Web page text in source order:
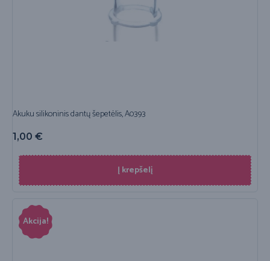
Akuku silikoninis dantų šepetėlis, A0393
1,00 €
Į krepšelį
Akcija!